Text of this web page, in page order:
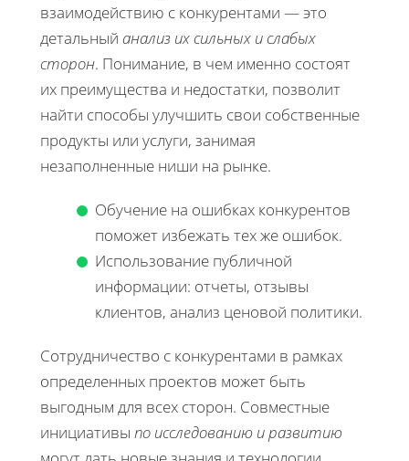
взаимодействию с конкурентами — это
детальный анализ их сильных и слабых
сторон. Понимание, в чем именно состоят
их преимущества и недостатки, позволит
найти способы улучшить свои собственные
продукты или услуги, занимая
незаполненные ниши на рынке.
Обучение на ошибках конкурентов
поможет избежать тех же ошибок.
Использование публичной
информации: отчеты, отзывы
клиентов, анализ ценовой политики.
Сотрудничество с конкурентами в рамках
определенных проектов может быть
выгодным для всех сторон. Совместные
инициативы по исследованию и развитию